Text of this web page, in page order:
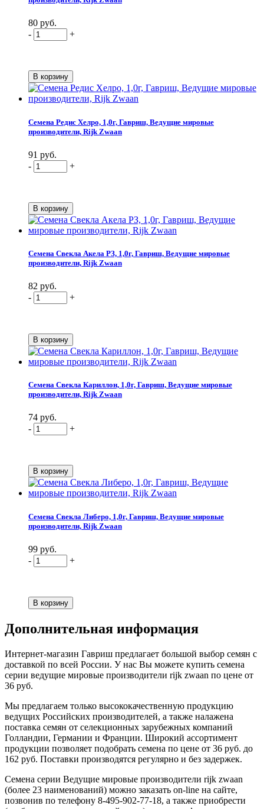
80 руб.
-
+
Семена Редис Хелро, 1,0г, Гавриш, Ведущие мировые
производители, Rijk Zwaan
91 руб.
-
+
Семена Свекла Акела РЗ, 1,0г, Гавриш, Ведущие мировые
производители, Rijk Zwaan
82 руб.
-
+
Семена Свекла Кариллон, 1,0г, Гавриш, Ведущие мировые
производители, Rijk Zwaan
74 руб.
-
+
Семена Свекла Либеро, 1,0г, Гавриш, Ведущие мировые
производители, Rijk Zwaan
99 руб.
-
+
Дополнительная информация
Интернет-магазин Гавриш предлагает большой выбор семян с
доставкой по всей России. У нас Вы можете купить семена
серии ведущие мировые производители rijk zwaan по цене от
36 руб.
Мы предлагаем только высококачественную продукцию
ведущих Российских производителей, а также налажена
поставка семян от селекционных зарубежных компаний
Голландии, Германии и Франции. Широкий ассортимент
продукции позволяет подобрать семена по цене от 36 руб. до
162 руб. Поставки производятся регулярно и без задержек.
Семена серии Ведущие мировые производители rijk zwaan
(более 23 наименований) можно заказать on-line на сайте,
позвонив по телефону 8-495-902-77-18, а также приобрести